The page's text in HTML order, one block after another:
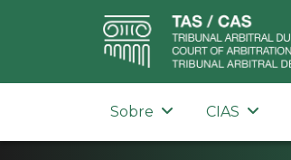
Sobre CIAS